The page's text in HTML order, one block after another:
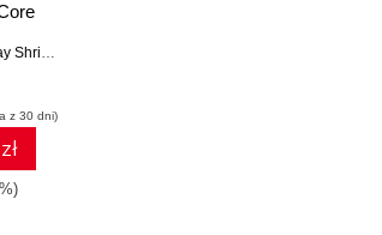
Kushwah
z 30 dni)